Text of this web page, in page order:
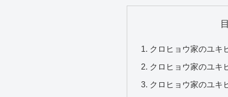
クロヒョウ家のユキ
クロヒョウ家のユキ
クロヒョウ家のユキ